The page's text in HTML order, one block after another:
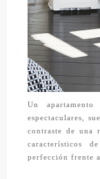
Un
espectaculares,
contraste de una
característicos
perfección frente